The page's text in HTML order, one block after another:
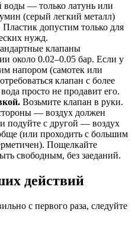
воды — только латунь или
(серый легкий металл)
Пластик допустим только для
нужд.
клапаны
около 0.02–0.05 бар. Если у
напором (самотек или
клапан с более
просто не продавит его.
Возьмите клапан в руки.
— воздух должен
подуйте с другой — воздух
(или проходить с большим
Пощелкайте
свободным, без заеданий.
действий
с первого раза, следуйте